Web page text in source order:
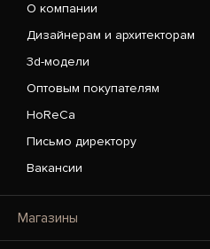
О компании
Дизайнерам и архитекторам
3d-модели
Оптовым покупателям
HoReCa
Письмо директору
Вакансии
Магазины